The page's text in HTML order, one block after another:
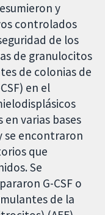
y
controlados
de los
de granulocitos
de colonias de
en el
en varias bases
se encontraron
que
Se
G-CSF o
de la